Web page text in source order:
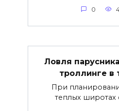
0
Ловля
троллинге в
При
теплых широтах